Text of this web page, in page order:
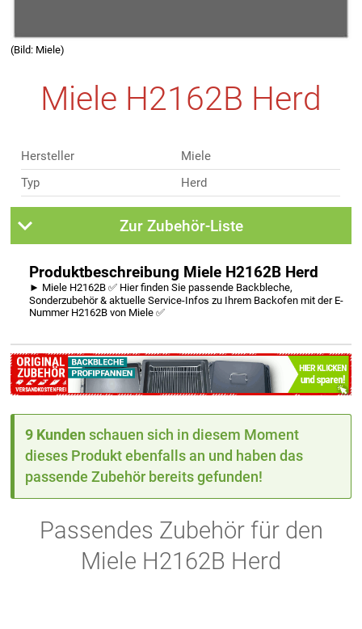
(Bild: Miele)
Miele H2162B Herd
Hersteller
Miele
Typ
Herd
Zur Zubehör-Liste
Produktbeschreibung Miele H2162B Herd
► Miele H2162B ✅ Hier finden Sie passende Backbleche,
Sonderzubehör & aktuelle Service-Infos zu Ihrem Backofen mit der E-
Nummer H2162B von Miele ✅
9 Kunden schauen sich in diesem Moment
dieses Produkt ebenfalls an und haben das
passende Zubehör bereits gefunden!
Passendes Zubehör für den
Miele H2162B Herd